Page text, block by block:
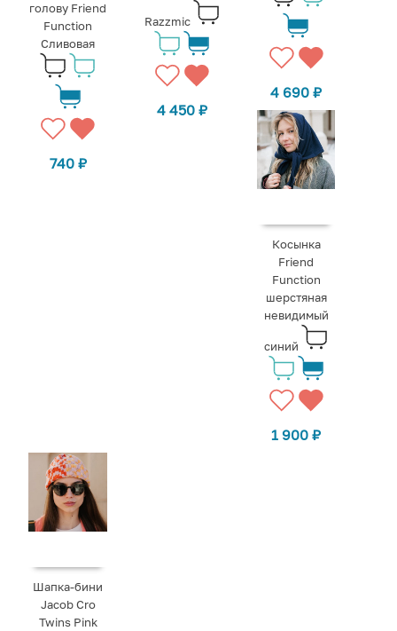
голову Friend
Function
Сливовая
740 ₽
Razzmic
4 450 ₽
4 690₽
Косынка
Friend
Function
шерстяная
невидимый
синий
1 900₽
Шапка-бини
Jacob Cro
Twins Pink